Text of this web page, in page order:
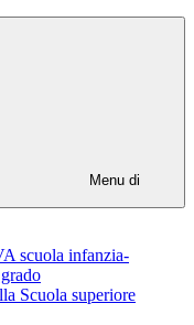
Menu di
scuola infanzia-
Scuola superiore